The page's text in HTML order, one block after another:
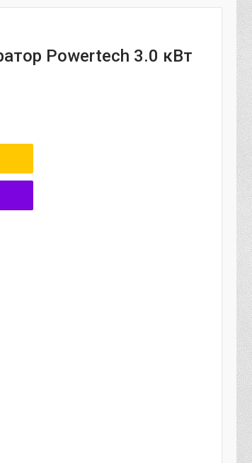
Powertech 3.0 кВт